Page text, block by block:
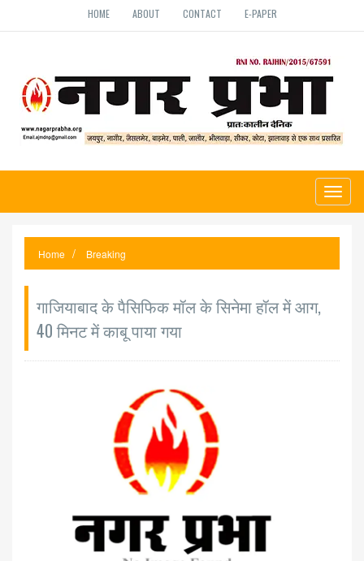
HOME ABOUT CONTACT E-PAPER
Home Breaking
गाजियाबाद के पैसिफिक मॉल के सिनेमा हॉल में आग,
40 मिनट में काबू पाया गया